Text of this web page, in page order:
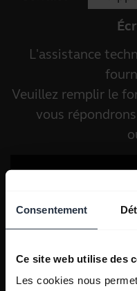
Consentement
Ce site web utilise des
Les cookies nous
L'assistance
Veuillez remplir le
vous